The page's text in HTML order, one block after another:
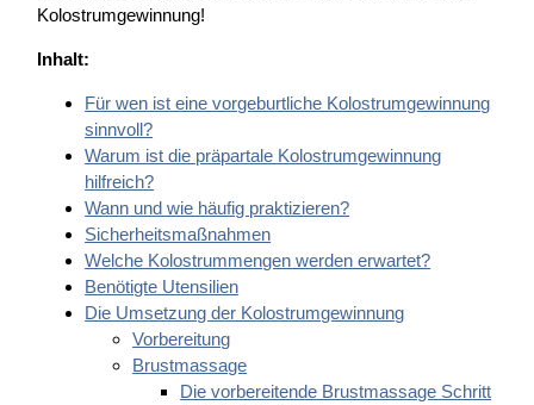
Kolostrumgewinnung!
Inhalt:
Für wen ist eine vorgeburtliche Kolostrumgewinnung
sinnvoll?
Warum ist die präpartale Kolostrumgewinnung
hilfreich?
Wann und wie häufig praktizieren?
Sicherheitsmaßnahmen
Welche Kolostrummengen werden erwartet?
Benötigte Utensilien
Die Umsetzung der Kolostrumgewinnung
Vorbereitung
Brustmassage
Die vorbereitende Brustmassage Schritt